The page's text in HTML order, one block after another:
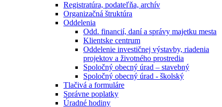
Registratúra, podateľňa, archív
Organizačná štruktúra
Oddelenia
Odd. financií, daní a správy majetku mesta
Klientske centrum
Oddelenie investičnej výstavby, riadenia
projektov a životného prostredia
Spoločný obecný úrad – stavebný
Spoločný obecný úrad - školský
Tlačivá a formuláre
Správne poplatky
Úradné hodiny